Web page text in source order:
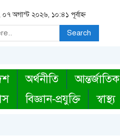
০৭ অগাস্ট ২০২৬, ১০:৪১ পূর্বাহ্ন
Search
অর্থনীতি আন্তর্জাতিক
বিজ্ঞান-প্রযুক্তি স্বাস্থ্য